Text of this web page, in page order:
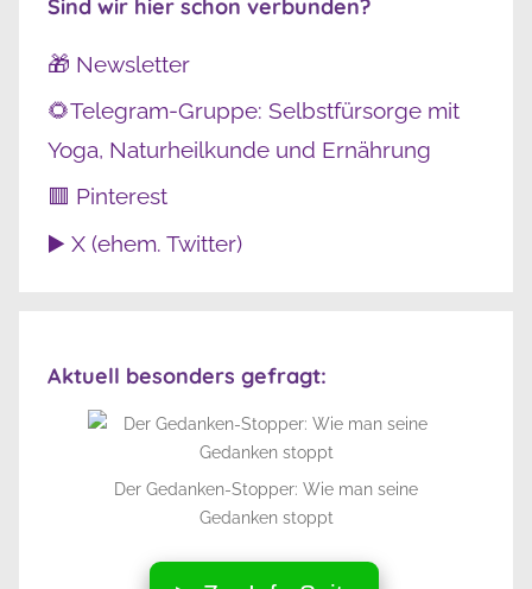
Sind wir hier schon verbunden?
🎁 Newsletter
🌻Telegram-Gruppe: Selbstfürsorge mit
Yoga, Naturheilkunde und Ernährung
🟥 Pinterest
▶️ X (ehem. Twitter)
Aktuell besonders gefragt:
Der Gedanken-Stopper: Wie man seine
Gedanken stoppt